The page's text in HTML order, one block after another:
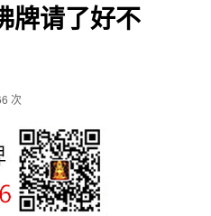
牌请了好不
次